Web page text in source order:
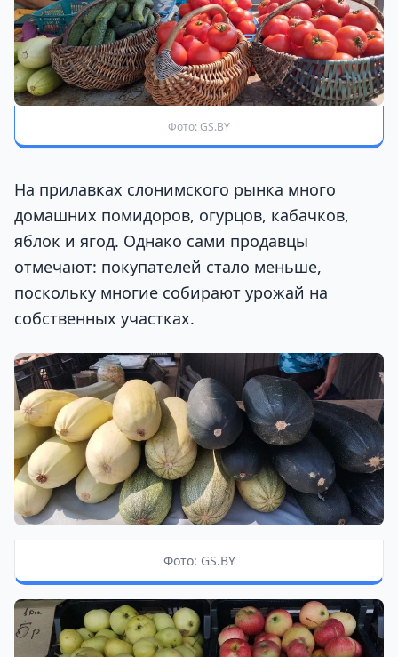
Фото: GS.BY
На прилавках слонимского рынка много
домашних помидоров, огурцов, кабачков,
яблок и ягод. Однако сами продавцы
отмечают: покупателей стало меньше,
поскольку многие собирают урожай на
собственных участках.
Фото: GS.BY